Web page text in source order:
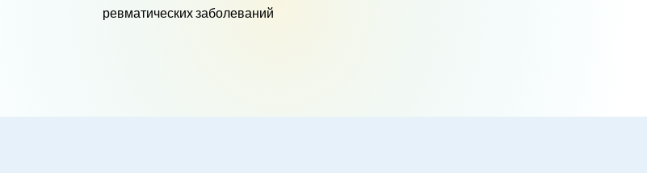
ревматических заболеваний